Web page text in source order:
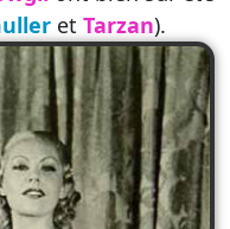
et Tarzan).